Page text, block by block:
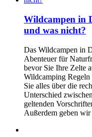
Wildcampen in
und was nicht?
Das Wildcampen in
Abenteuer für
bevor Sie Ihre Zelte
Wildcamping
Sie alles über die
Unterschied
geltenden
Außerdem geben